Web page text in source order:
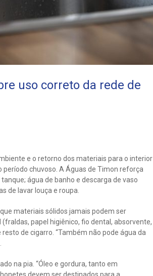
uso correto da rede de
e o retorno dos materiais para o interior
chuvoso. A Águas de Timon reforça
água de banho e descarga de vaso
de lavar louça e roupa.
materiais sólidos jamais podem ser
papel higiênico, fio dental, absorvente,
de cigarro. “Também não pode água da
na pia. “Óleo e gordura, tanto em